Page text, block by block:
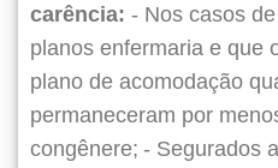
carência: - Nos casos
planos enfermaria e que
plano de acomodação
permaneceram por
congênere; - Segurados